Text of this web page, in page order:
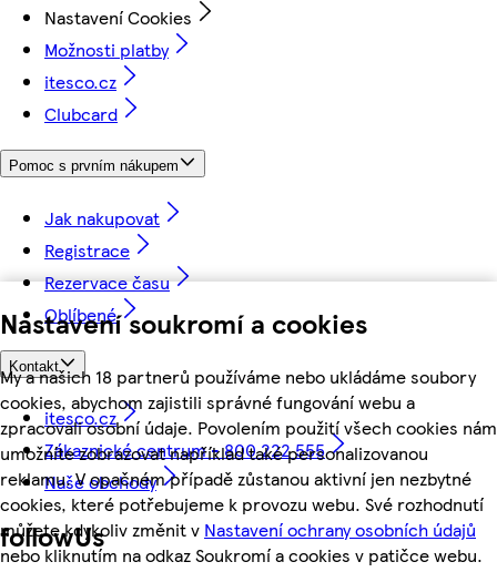
Nastavení soukromí a cookies
My a našich 18 partnerů používáme nebo ukládáme soubory
cookies, abychom zajistili správné fungování webu a
zpracovali osobní údaje. Povolením použití všech cookies nám
umožníte zobrazovat například také personalizovanou
reklamu. V opačném případě zůstanou aktivní jen nezbytné
cookies, které potřebujeme k provozu webu. Své rozhodnutí
můžete kdykoliv změnit v Nastavení ochrany osobních údajů
nebo kliknutím na odkaz Soukromí a cookies v patičce webu.
Nastavení Cookies
Možnosti platby
itesco.cz
Clubcard
Pomoc s prvním nákupem
Jak nakupovat
Registrace
Rezervace času
Oblíbené
Kontakt
itesco.cz
Zákaznické centrum - 800 222 555
Naše obchody
followUs